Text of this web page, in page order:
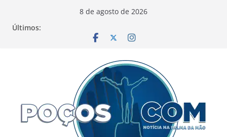
8 de agosto de 2026
Últimos: